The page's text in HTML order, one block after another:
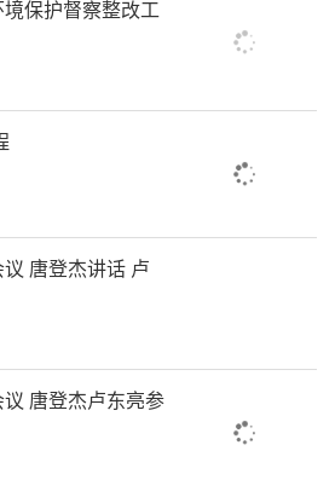
公室建设是基层党建重大
开始，山西在全省域推进
规范化实体化运行，以乡
将分散在各条线的力量
农村基层党建工作从“单
乡镇党建办统一设置组织
传统战、社会工作等岗
人员；进一步细化组织建
理、党员教育管理等专项
岗、专责专办”的工作体
保护督察整改工
唐登杰讲话 卢
唐登杰卢东亮参